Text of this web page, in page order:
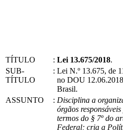
TÍTULO : Lei 13.675/2018.
SUB-
TÍTULO
: Lei N.º 13.675, de
no DOU
Brasil.
ASSUNTO
: Disciplina a
órgãos
termos do § 7º do
Federal; cria a